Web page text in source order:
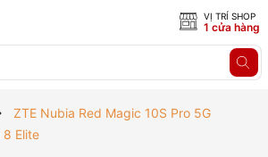
VỊ TRÍ SHOP
1 cửa hàng
ZTE Nubia Red Magic 10S Pro 5G
Elite